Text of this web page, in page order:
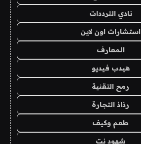
نادي الترددات
استشارات اون لاين
المعارف
هيدب فيديو
رمح التقنية
رذاذ التجارة
طعم وكيف
شهود نت